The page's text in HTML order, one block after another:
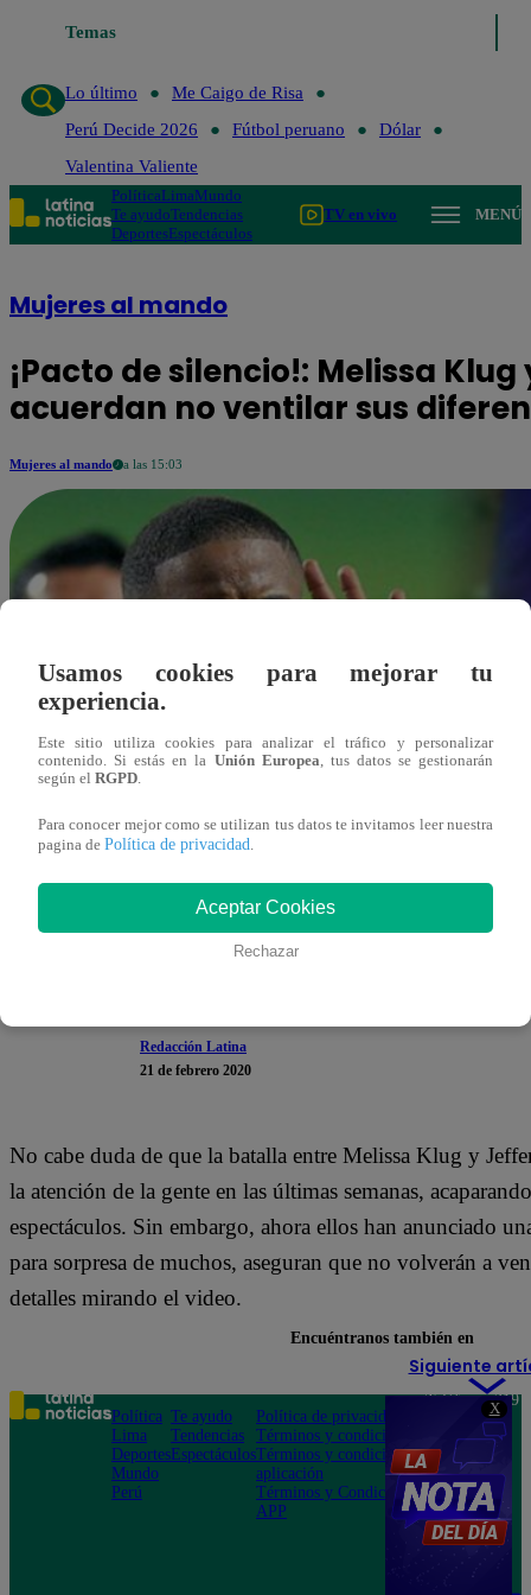
X
Temas
Lo último
Lo último
Me Caigo de Risa
Perú Decide 2026
Fútbol peruano
Dólar
Valentina Valiente
PolíticaLimaMundo
Te ayudoTendencias
DeportesEspectáculos
TV en vivo MENÚ
Mujeres al mando
¡Pacto de silencio!: Melissa
acuerdan no ventilar sus
Mujeres al mando a las 15:03
Redacción Latina
21 de febrero 2020
No cabe duda de que la batalla entre Melissa Klug y
la atención de la gente en las últimas semanas,
espectáculos. Sin embargo, ahora ellos han anunciado
para sorpresa de muchos, aseguran que no volverán a
detalles mirando el video.
Siguiente
Usamos cookies para mejorar tu
experiencia.
Este sitio utiliza cookies para analizar el tráfico y personalizar
contenido. Si estás en la Unión Europea , tus datos se gestionarán
según el RGPD
Para conocer mejor como se utilizan tus datos te invitamos leer nuestra
pagina de Política de privacidad
Aceptar Cookies
Rechazar
Encuéntranos también en
Política
Lima
Deportes
Mundo
Perú
Te ayudo
Tendencias
Espectáculos
Política de privacidad
Términos y condiciones
Términos y condiciones
aplicación
Términos y Condiciones
APP
Teléfono: 219
Av. San
Felipe 968
Jesús María